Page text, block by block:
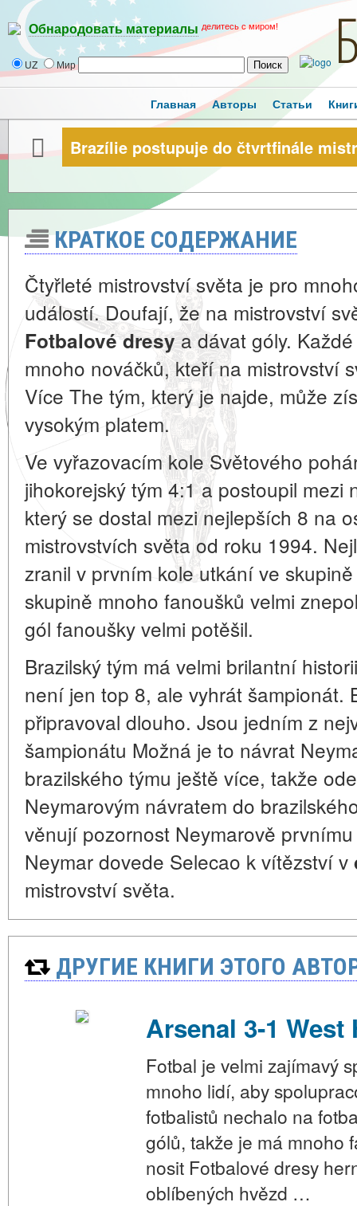
Обнародовать материалы делитесь с миром!
UZ Мир
Главная Авторы Статьи
Brazílie postupuje do čtvrtfinále
КРАТКОЕ СОДЕРЖАНИЕ
Čtyřleté mistrovství světa je pro
událostí. Doufají, že na mistrovství
Fotbalové dresy a dávat góly.
mnoho nováčků, kteří na mistrovství
Více The tým, který je najde, může
vysokým platem.
Ve vyřazovacím kole Světového
jihokorejský tým 4:1 a postoupil
který se dostal mezi nejlepších 8 na
mistrovstvích světa od roku 1994.
zranil v prvním kole utkání ve
skupině mnoho fanoušků velmi
gól fanoušky velmi potěšil.
Brazilský tým má velmi brilantní
není jen top 8, ale vyhrát šampionát.
připravoval dlouho. Jsou jedním z
šampionátu Možná je to návrat
brazilského týmu ještě více, takže
Neymarovým návratem do
věnují pozornost Neymarově
Neymar dovede Selecao k vítězství v
mistrovství světa.
ДРУГИЕ КНИГИ ЭТОГО
Arsenal 3-1 West
Fotbal je velmi zajímavý
mnoho lidí, aby
fotbalistů nechalo na
gólů, takže je má mnoho
nosit Fotbalové dresy
oblíbených hvězd …